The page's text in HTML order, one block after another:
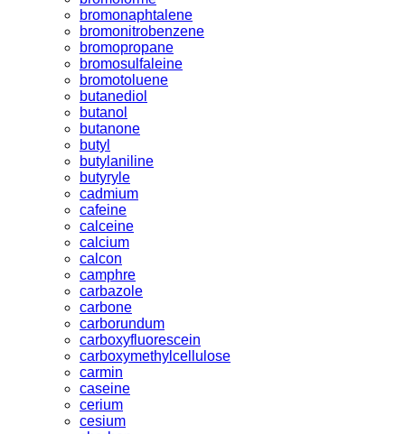
bromonaphtalene
bromonitrobenzene
bromopropane
bromosulfaleine
bromotoluene
butanediol
butanol
butanone
butyl
butylaniline
butyryle
cadmium
cafeine
calceine
calcium
calcon
camphre
carbazole
carbone
carborundum
carboxyfluorescein
carboxymethylcellulose
carmin
caseine
cerium
cesium